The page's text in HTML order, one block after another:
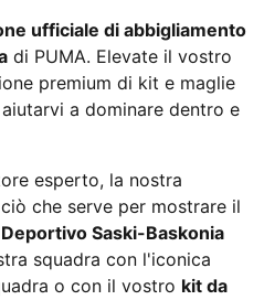
ufficiale di abbigliamento
di PUMA. Elevate il vostro
premium di kit e maglie
a dominare dentro e
esperto, la nostra
che serve per mostrare il
Saski-Baskonia
squadra con l'iconica
o con il vostro kit da